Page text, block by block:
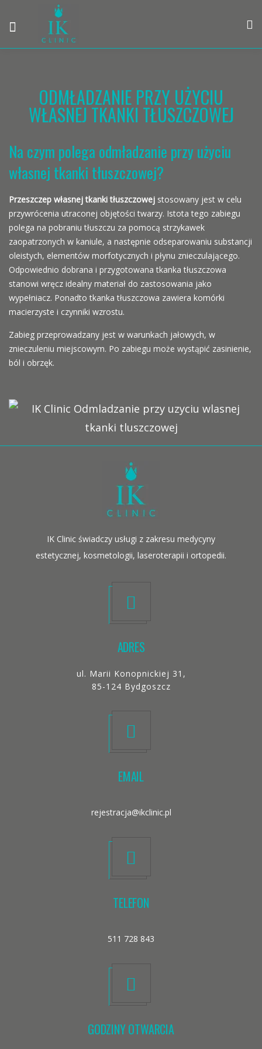
ODMŁADZANIE PRZY UŻYCIU
WŁASNEJ TKANKI TŁUSZCZOWEJ
Na czym polega odmładzanie przy użyciu
własnej tkanki tłuszczowej?
Przeszczep własnej tkanki tłuszczowej stosowany jest w celu
przywrócenia utraconej objętości twarzy. Istota tego zabiegu
polega na pobraniu tłuszczu za pomocą strzykawek
zaopatrzonych w kaniule, a następnie odseparowaniu substancji
oleistych, elementów morfotycznych i płynu znieczulającego.
Odpowiednio dobrana i przygotowana tkanka tłuszczowa
stanowi wręcz idealny materiał do zastosowania jako
wypełniacz. Ponadto tkanka tłuszczowa zawiera komórki
macierzyste i czynniki wzrostu.
Zabieg przeprowadzany jest w warunkach jałowych, w
znieczuleniu miejscowym. Po zabiegu może wystąpić zasinienie,
ból i obrzęk.
IK Clinic świadczy usługi z zakresu medycyny
estetycznej, kosmetologii, laseroterapii i ortopedii.
ADRES
ul. Marii Konopnickiej 31,
85-124 Bydgoszcz
EMAIL
rejestracja@ikclinic.pl
TELEFON
511 728 843
GODZINY OTWARCIA